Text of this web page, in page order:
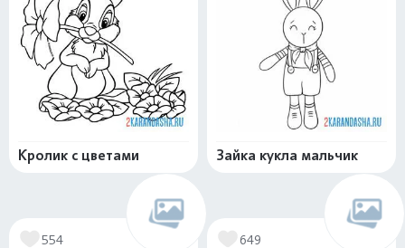
Кролик с цветами Зайка кукла мальчик
554 649